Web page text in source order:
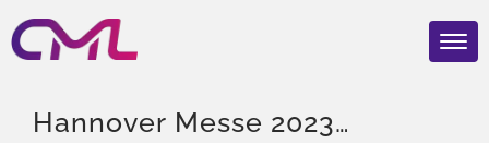
Hannover Messe 2023